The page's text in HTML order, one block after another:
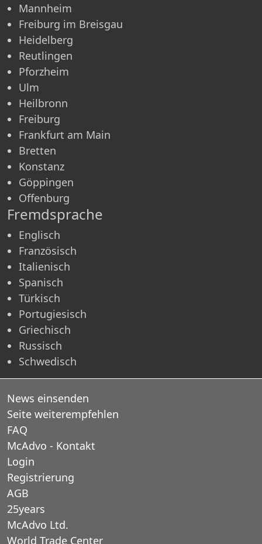
Mannheim
Freiburg im Breisgau
Heidelberg
Reutlingen
Pforzheim
Ulm
Heilbronn
Freiburg
Frankfurt am Main
Bretten
Konstanz
Göppingen
Offenburg
Fremdsprache
Englisch
Französisch
Italienisch
Spanisch
Türkisch
Portugiesisch
Griechisch
Russisch
Schwedisch
News einsenden
Seite weiterempfehlen
FAQ
McAdvo - Kontakt
Login
Registrierung
AGB
25years
McAdvo Ltd.
World Trade Center